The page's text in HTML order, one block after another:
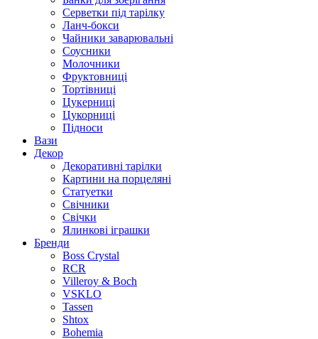
Серветки під тарілку
Ланч-бокси
Чайники заварювальні
Соусники
Молочники
Фруктовниці
Тортівниці
Цукерниці
Цукорниці
Підноси
Вази
Декор
Декоративні тарілки
Картини на порцеляні
Статуетки
Свічники
Свічки
Ялинкові іграшки
Бренди
Boss Crystal
RCR
Villeroy & Boch
VSKLO
Tassen
Shtox
Bohemia